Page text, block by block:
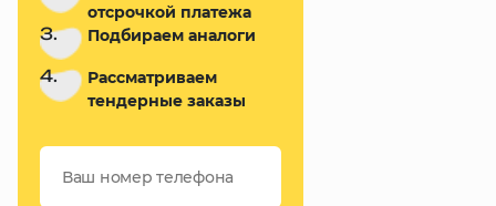
отсрочкой платежа
3. Подбираем аналоги
4.
Рассматриваем
тендерные заказы